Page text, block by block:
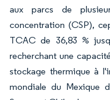
aux parcs de
concentration (CSP),
TCAC de 36,83 %
recherchant une
stockage thermique à
mondiale du Mexique